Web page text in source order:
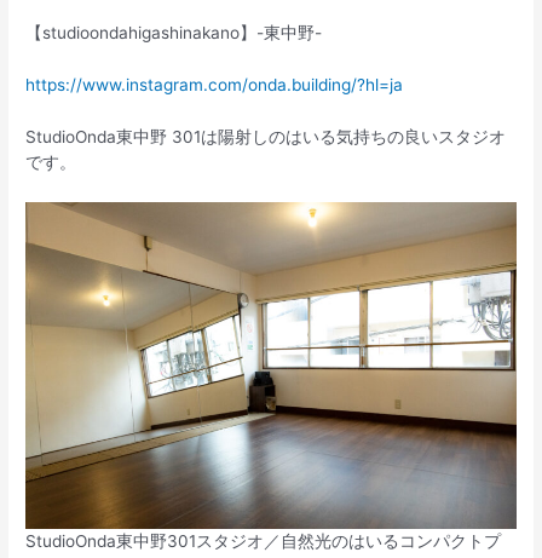
【studioondahigashinakano】-東中野-
https://www.instagram.com/onda.building/?hl=ja
StudioOnda東中野 301は陽射しのはいる気持ちの良いスタジオ
です。
StudioOnda東中野301スタジオ／自然光のはいるコンパクトプ